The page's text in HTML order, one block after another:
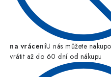
na vráceníU nás můžete
vrátit až do 60 dní od nákupu